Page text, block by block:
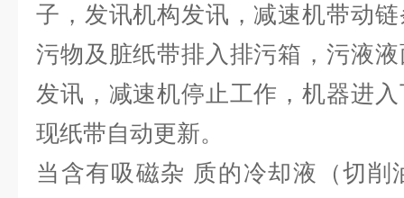
子，发讯机构发讯，减速机带动
污物及脏纸带排入排污箱，污液
发讯，减速机停止工作，机器进
现纸带自动更新。
当含有吸磁杂 质的冷却液（切削